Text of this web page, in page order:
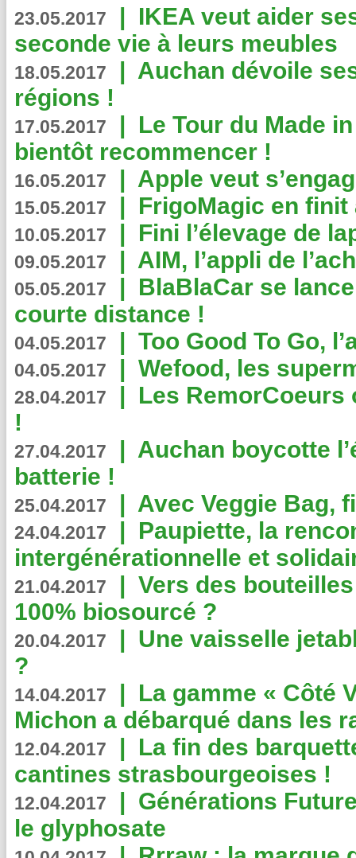
23.05.2017 | IKEA veut aider
seconde vie à leurs meubles
18.05.2017 | Auchan dévoile
régions !
17.05.2017 | Le Tour du Made
bientôt recommencer !
16.05.2017 | Apple veut
15.05.2017 | FrigoMagic en
10.05.2017 | Fini l’élevage de
09.05.2017 | AIM, l’appli de
05.05.2017 | BlaBlaCar se
courte distance !
04.05.2017 | Too Good To Go,
04.05.2017 | Wefood, les
28.04.2017 | Les RemorCoeurs
!
27.04.2017 | Auchan boycotte
batterie !
25.04.2017 | Avec Veggie Bag,
24.04.2017 | Paupiette, la
intergénérationnelle et
21.04.2017 | Vers des
100% biosourcé ?
20.04.2017 | Une vaisselle
?
14.04.2017 | La gamme « Côté
Michon a débarqué dans les
12.04.2017 | La fin des
cantines strasbourgeoises !
12.04.2017 | Générations
le glyphosate